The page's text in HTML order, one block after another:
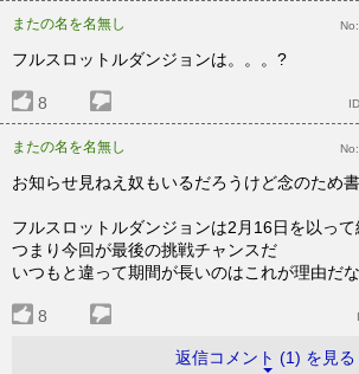
またの名を名無し No:
フルスロットルダンジョンは。。。?
8
またの名を名無し No:
お知らせ見ねえ奴もいるだろうけど念のため
フルスロットルダンジョンは2月16日を以って
つまり今回が最後の挑戦チャンスだ
いつもと違って期間が長いのはこれが理由だな
8
返信コメント (1) を見る